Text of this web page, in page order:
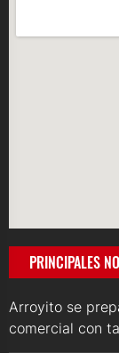
PRINCIPALES
Arroyito se
comercial con